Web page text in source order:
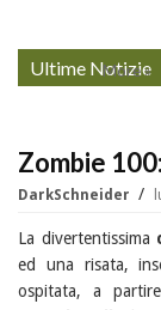
Ultime Notizie
More »
Zombie
DarkSchneider
La divertentissima
ed una risata,
ospitata, a